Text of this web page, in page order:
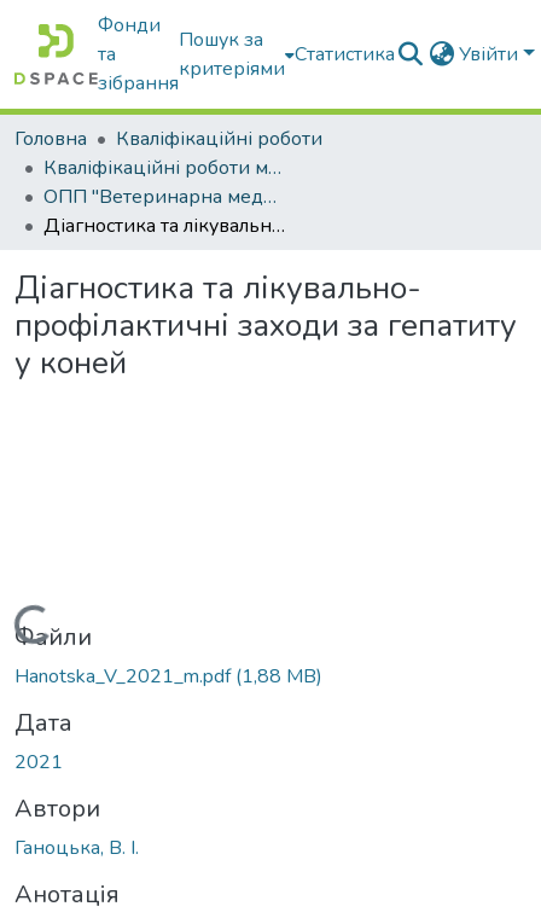
Фонди
та
зібрання
Пошук за
критеріями
Статистика Увійти
Головна
Кваліфікаційні роботи
Кваліфікаційні роботи магістрів
ОПП "Ветеринарна медицина"
Діагностика та лікувально-профілактичні заходи за гепатиту у коней
Діагностика та лікувально-
профілактичні заходи за гепатиту
у коней
Вантажиться...
Файли
Hanotska_V_2021_m.pdf(1,88 MB)
Дата
2021
Автори
Ганоцька, В. І.
Анотація